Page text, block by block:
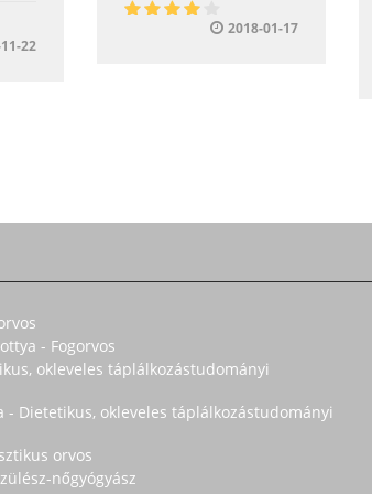
22
2018-01-17
- Fogorvos
okleveles táplálkozástudományi
- Dietetikus, okleveles táplálkozástudományi
orvos
nőgyógyász